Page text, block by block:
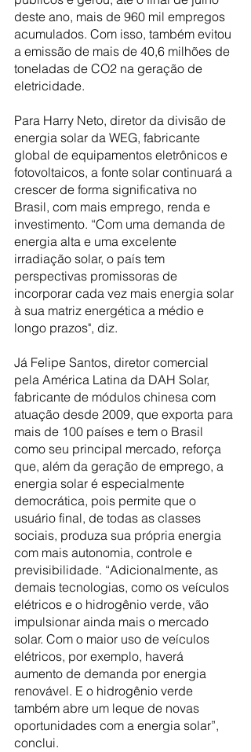
deste ano, mais de 960 mil empregos
acumulados. Com isso, também evitou
a emissão de mais de 40,6 milhões de
toneladas de CO2 na geração de
eletricidade.
Para Harry Neto, diretor da divisão de
energia solar da WEG, fabricante
global de equipamentos eletrônicos e
fotovoltaicos, a fonte solar continuará a
crescer de forma significativa no
Brasil, com mais emprego, renda e
investimento. “Com uma demanda de
energia alta e uma excelente
irradiação solar, o país tem
perspectivas promissoras de
incorporar cada vez mais energia solar
à sua matriz energética a médio e
longo prazos", diz.
Já Felipe Santos, diretor comercial
pela América Latina da DAH Solar,
fabricante de módulos chinesa com
atuação desde 2009, que exporta para
mais de 100 países e tem o Brasil
como seu principal mercado, reforça
que, além da geração de emprego, a
energia solar é especialmente
democrática, pois permite que o
usuário final, de todas as classes
sociais, produza sua própria energia
com mais autonomia, controle e
previsibilidade. “Adicionalmente, as
demais tecnologias, como os veículos
elétricos e o hidrogênio verde, vão
impulsionar ainda mais o mercado
solar. Com o maior uso de veículos
elétricos, por exemplo, haverá
aumento de demanda por energia
renovável. E o hidrogênio verde
também abre um leque de novas
oportunidades com a energia solar”,
conclui.